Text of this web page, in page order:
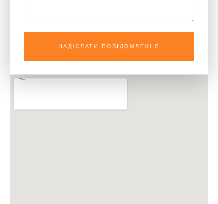
НАДІСЛАТИ ПОВІДОМЛЕННЯ